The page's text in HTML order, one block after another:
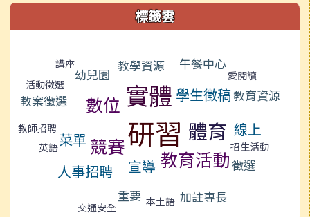
標籤雲
講座
幼兒園
教學資源 午餐中心
活動徵選
教案徵選 數位 實體
愛閱讀
學生徵稿 教育資源
教師招聘 研習
英語菜單 體育 線上
競賽 招生活動
人事招聘 宣導 教育活動徵選
交通安全
重要 本土語 加註專長